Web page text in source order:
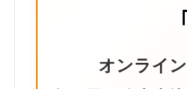
オンライ